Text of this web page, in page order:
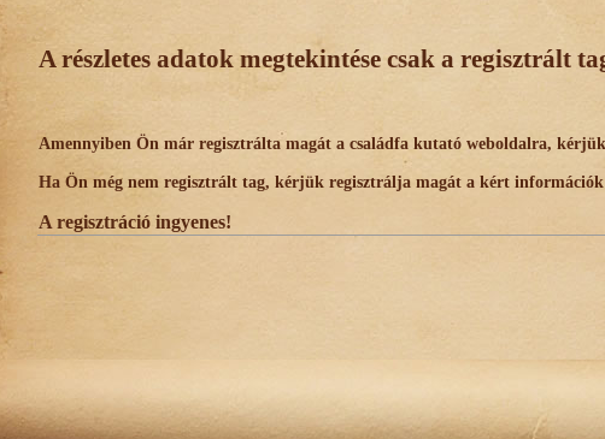
A részletes adatok megtekintése csak a regisztrált
Amennyiben Ön már regisztrálta magát a családfa kutató weboldalra,
Ha Ön még nem regisztrált tag, kérjük regisztrálja magát a kért információk
A regisztráció ingyenes!